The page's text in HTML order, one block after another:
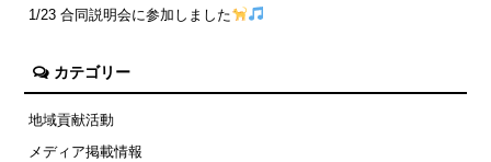
1/23 合同説明会に参加しました
カテゴリー
地域貢献活動
メディア掲載情報